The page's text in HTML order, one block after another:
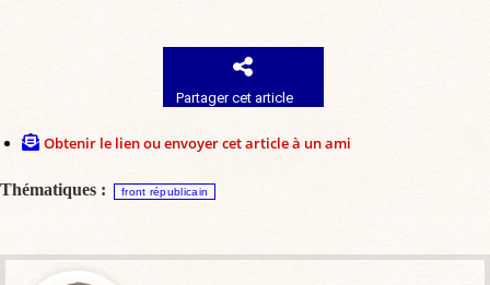
Partager cet article
Obtenir le lien ou envoyer cet article à un ami
Thématiques : front républicain